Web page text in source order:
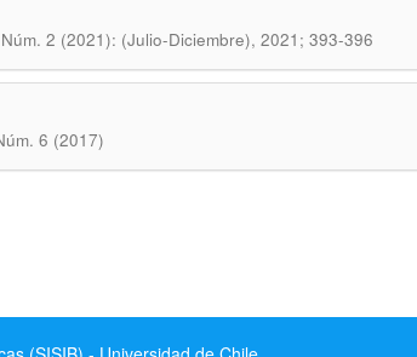
2 (2021): (Julio-Diciembre), 2021; 393-396
6 (2017)